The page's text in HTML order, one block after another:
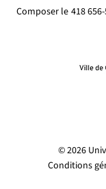
© 2026
Conditions
Composer le 418